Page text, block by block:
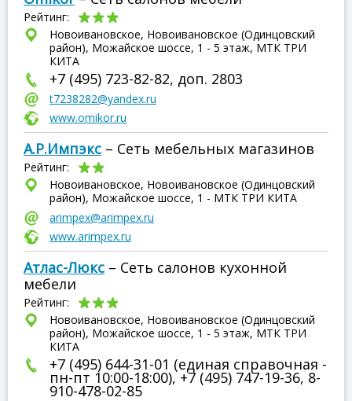
Рейтинг:
Новоивановское, Новоивановское (Одинцовский
район), Можайское шоссе, 1 - 5 этаж, МТК ТРИ
КИТА
+7 (495) 723-82-82, доп. 2803
t7238282@yandex.ru
www.omikor.ru
А.Р.Импэкс – Сеть мебельных магазинов
Рейтинг:
Новоивановское, Новоивановское (Одинцовский
район), Можайское шоссе, 1 - МТК ТРИ КИТА
arimpex@arimpex.ru
www.arimpex.ru
Атлас-Люкс – Сеть салонов кухонной
мебели
Рейтинг:
Новоивановское, Новоивановское (Одинцовский
район), Можайское шоссе, 1 - 5 этаж, МТК ТРИ
КИТА
+7 (495) 644-31-01 (единая справочная -
пн-пт 10:00-18:00), +7 (495) 747-19-36, 8-
910-478-02-85